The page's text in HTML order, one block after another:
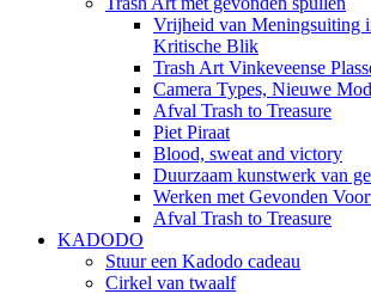
Vrijheid van Meningsuiting
Kritische Blik
Trash Art Vinkeveense
Camera Types, Nieuwe
Afval Trash to Treasure
Piet Piraat
Blood, sweat and victory
Duurzaam kunstwerk van
Werken met Gevonden
Afval Trash to Treasure
KADODO
Stuur een Kadodo cadeau
Cirkel van twaalf